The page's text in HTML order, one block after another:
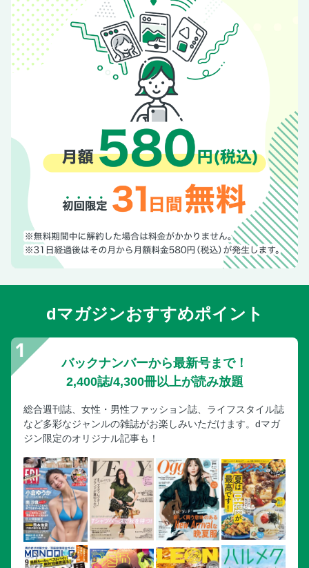
dマガジンおすすめポイント
バックナンバーから最新号まで！
2,400誌/4,300冊以上が読み放題
総合週刊誌、女性・男性ファッション誌、ライフスタイル誌
など多彩なジャンルの雑誌がお楽しみいただけます。dマガ
ジン限定のオリジナル記事も！